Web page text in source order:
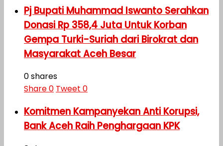
Pj Bupati Muhammad Iswanto Serahkan
Donasi Rp 358,4 Juta Untuk Korban
Gempa Turki-Suriah dari Birokrat dan
Masyarakat Aceh Besar
0 shares
Share0 Tweet 0
Komitmen Kampanyekan Anti Korupsi,
Bank Aceh Raih Penghargaan KPK